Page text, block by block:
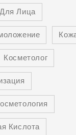
Лица
Косметолог
Кислота